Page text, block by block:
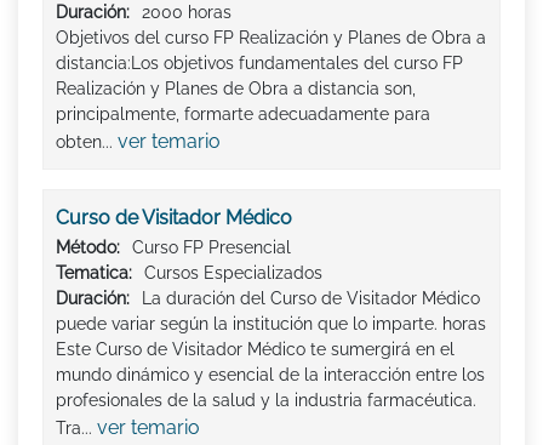
Duración:
2000 horas
Objetivos del curso FP Realización y Planes de Obra a
distancia:Los objetivos fundamentales del curso FP
Realización y Planes de Obra a distancia son,
principalmente, formarte adecuadamente para
obten... ver temario
Curso de Visitador Médico
Método:
Curso FP Presencial
Tematica:
Cursos Especializados
Duración:
La duración del Curso de Visitador Médico
puede variar según la institución que lo imparte. horas
Este Curso de Visitador Médico te sumergirá en el
mundo dinámico y esencial de la interacción entre los
profesionales de la salud y la industria farmacéutica.
Tra... ver temario